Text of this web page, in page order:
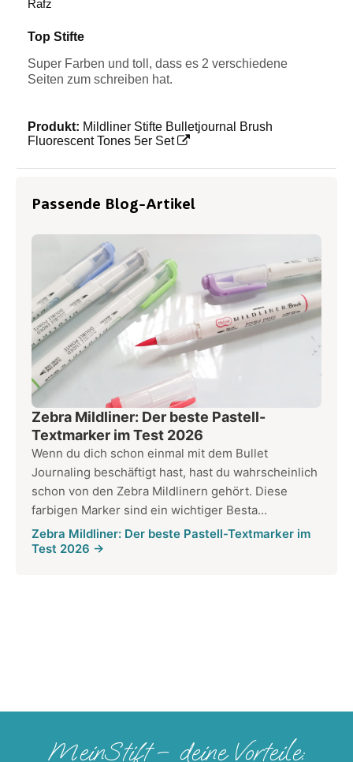
Rafz
Top Stifte
Super Farben und toll, dass es 2 verschiedene
Seiten zum schreiben hat.
Produkt: Mildliner Stifte Bulletjournal Brush
Fluorescent Tones 5er Set
Passende Blog-Artikel
Zebra Mildliner: Der beste Pastell-
Textmarker im Test 2026
Wenn du dich schon einmal mit dem Bullet
Journaling beschäftigt hast, hast du wahrscheinlich
schon von den Zebra Mildlinern gehört. Diese
farbigen Marker sind ein wichtiger Besta...
Zebra Mildliner: Der beste Pastell-Textmarker im
Test 2026 →
MeinStift – deine Vorteile: